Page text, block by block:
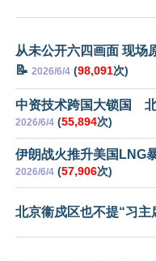
从未公开六四画面 现场
📝 2026/6/4 (98,091次)
中资技术跨国大锁国
2026/6/4 (55,894次)
伊朗战火推升美国LNG
2026/6/4 (57,906次)
北京衞戍区也不提“习主